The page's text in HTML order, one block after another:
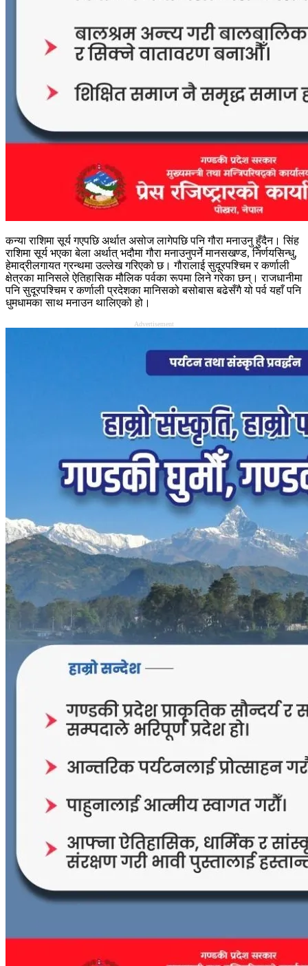
कन्या राशिमा सूर्य गएपछि अर्थात असोज लागेपछि पनि गौरा मनाउनु हुँदैन। सिंह
राशिमा सूर्य भएका बेला अर्थात् भदौमा गौरा मनाउनुपर्ने मानसखण्ड, निर्णयसिन्धु,
हेमाद्रीलगायत ग्रन्थमा उल्लेख गरिएको छ। गौरालाई सुदूरपश्चिम र कर्णाली
क्षेत्रका मानिसले ऐतिहासिक मौलिक पर्वका रूपमा लिने गरेका छन्। राजधानीमा
पनि सुदूरपश्चिम र कर्णाली प्रदेशका मानिसको बसोबास बढेसँगै यो पर्व यहाँ पनि
धुमधामका साथ मनाउन थालिएको हो।
Advertisement